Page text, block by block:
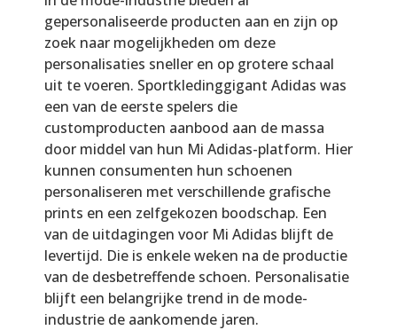
gepersonaliseerde producten aan en zijn op
zoek naar mogelijkheden om deze
personalisaties sneller en op grotere schaal
uit te voeren. Sportkledinggigant Adidas was
een van de eerste spelers die
customproducten aanbood aan de massa
door middel van hun Mi Adidas-platform. Hier
kunnen consumenten hun schoenen
personaliseren met verschillende grafische
prints en een zelfgekozen boodschap. Een
van de uitdagingen voor Mi Adidas blijft de
levertijd. Die is enkele weken na de productie
van de desbetreffende schoen. Personalisatie
blijft een belangrijke trend in de mode-
industrie de aankomende jaren.